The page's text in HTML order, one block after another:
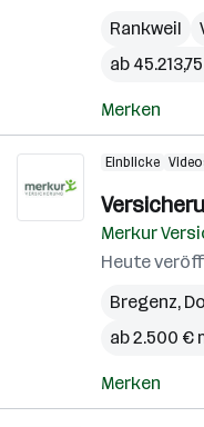
Rankweil
ab
Merken
Einblicke
Merkur
Heute
Bregenz,
ab 2.500 €
Merken